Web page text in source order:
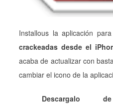
Installous la aplicación para
crackeadas desde el
acaba de actualizar con
cambiar el icono de la
Descargalo